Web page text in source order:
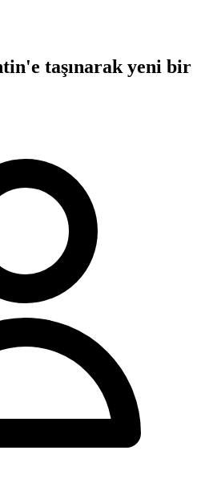
taşınarak yeni bir